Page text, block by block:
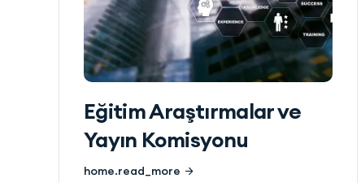
Eğitim Araştırmalar ve
Yayın Komisyonu
home.read_more